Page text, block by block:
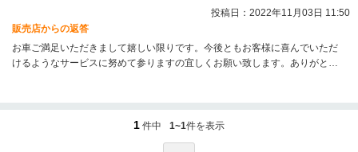
投稿日：2022年11月03日 11:50
販売店からの返答
お車ご満足いただきまして嬉しい限りです。今後ともお客様に喜んでいただ
けるようなサービスに努めて参りますの宜しくお願い致します。ありがとう
1 件中 1~1件を表示